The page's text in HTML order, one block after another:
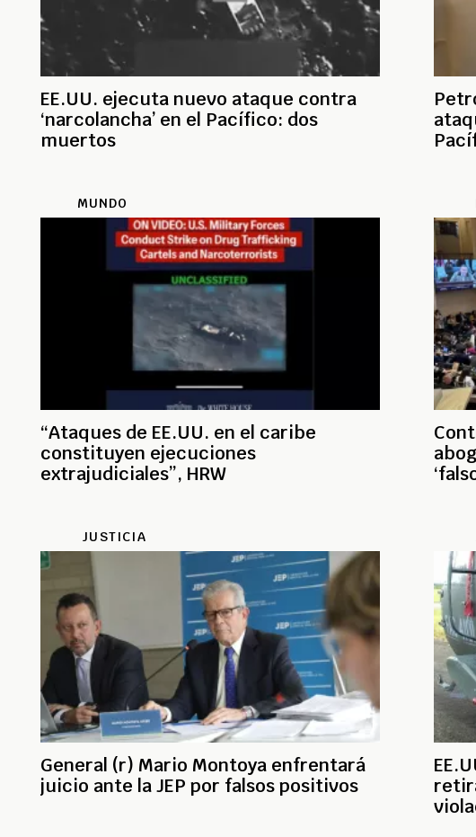
EE.UU. ejecuta nuevo ataque contra
‘narcolancha’ en el Pacífico: dos
muertos
MUNDO
“Ataques de EE.UU. en el caribe
constituyen ejecuciones
extrajudiciales”, HRW
JUSTICIA
General (r) Mario Montoya enfrentará
juicio ante la JEP por falsos positivos